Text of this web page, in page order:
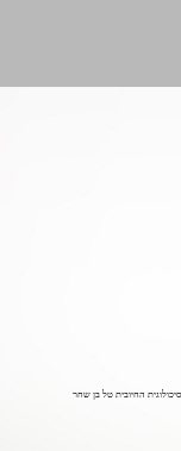
החיובית טל בן שחר